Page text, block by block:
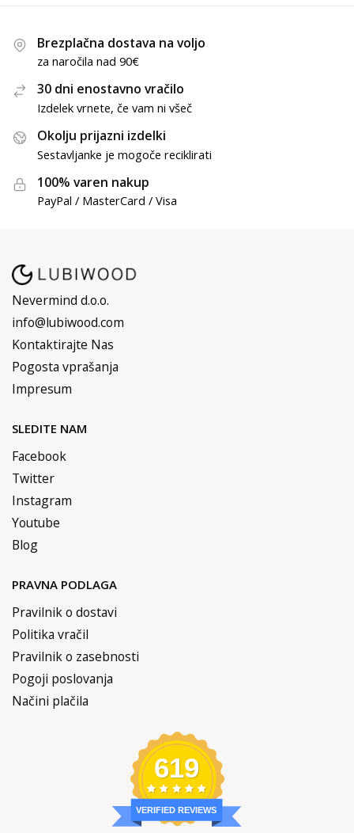
Brezplačna dostava na voljo
za naročila nad 90€
30 dni enostavno vračilo
Izdelek vrnete, če vam ni všeč
Okolju prijazni izdelki
Sestavljanke je mogoče reciklirati
100% varen nakup
PayPal / MasterCard / Visa
Nevermind d.o.o.
info@lubiwood.com
Kontaktirajte Nas
Pogosta vprašanja
Impresum
SLEDITE NAM
Facebook
Twitter
Instagram
Youtube
Blog
PRAVNA PODLAGA
Pravilnik o dostavi
Politika vračil
Pravilnik o zasebnosti
Pogoji poslovanja
Načini plačila
619
VERIFIED REVIEWS